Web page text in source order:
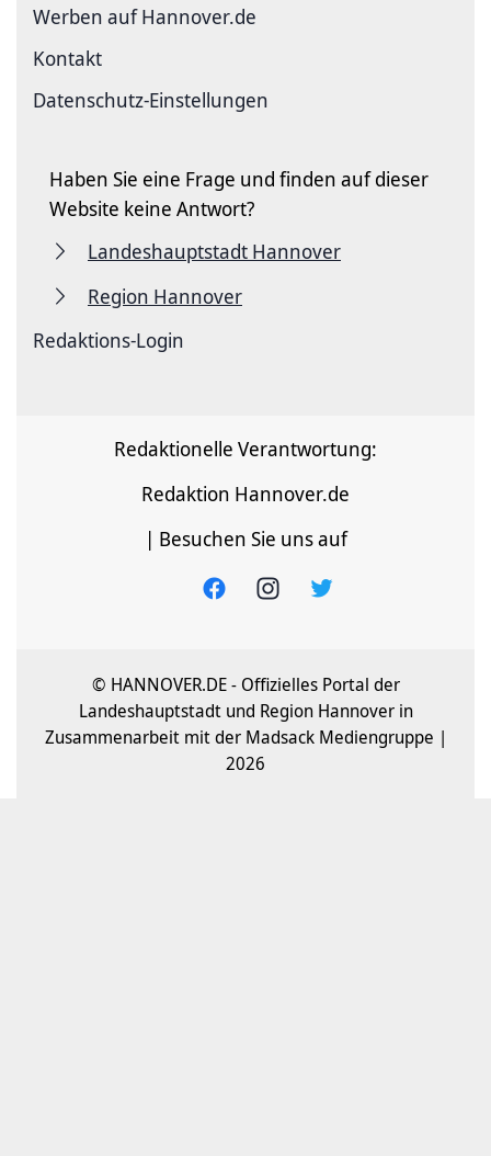
Werben auf Hannover.de
Kontakt
Datenschutz-Einstellungen
Haben Sie eine Frage und finden auf dieser
Website keine Antwort?
Landeshauptstadt Hannover
Region Hannover
Redaktions-Login
Redaktionelle Verantwortung:
Redaktion Hannover.de
| Besuchen Sie uns auf
© HANNOVER.DE - Offizielles Portal der
Landeshauptstadt und Region Hannover in
Zusammenarbeit mit der Madsack Mediengruppe |
2026